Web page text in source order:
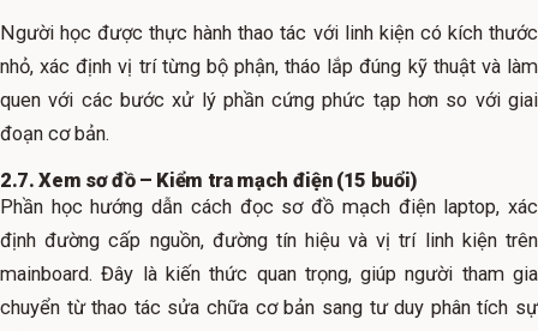
Người học được thực hành thao tác với linh kiện có kích thước
nhỏ, xác định vị trí từng bộ phận, tháo lắp đúng kỹ thuật và làm
quen với các bước xử lý phần cứng phức tạp hơn so với giai
đoạn cơ bản.
2.7. Xem sơ đồ – Kiểm tra mạch điện (15 buổi)
Phần học hướng dẫn cách đọc sơ đồ mạch điện laptop, xác
định đường cấp nguồn, đường tín hiệu và vị trí linh kiện trên
mainboard. Đây là kiến thức quan trọng, giúp người tham gia
chuyển từ thao tác sửa chữa cơ bản sang tư duy phân tích sự